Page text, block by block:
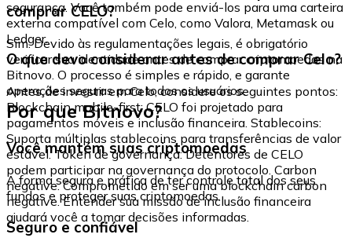
segurança. Você também pode enviá-los para uma carteira
externa compatível com Celo, como Valora, Metamask ou
Ledger.
comprar CELO?
Sim. Devido às regulamentações legais, é obrigatório
verificar sua identidade antes de comprar criptomoedas na
Bitnovo. O processo é simples e rápido, e garante
operações seguras para todos os usuários.
O que devo considerar antes de comprar Celo?
Antes de investir em Celo, considere os seguintes pontos:
Blockchain mobile-first: CELO foi projetado para
pagamentos móveis e inclusão financeira. Stablecoins:
Suporta múltiplas stablecoins para transferências de valor
estável. Token de governança: Detentores de CELO
podem participar na governança do protocolo. Carbon
negative: Comprometido em ser uma blockchain carbon
negative. Entender sua missão de inclusão financeira
ajudará você a tomar decisões informadas.
Por que Bitnovo?
Você mantém suas criptomoedas
A forma segura e prática de ter controle total dos seus
fundos e proteger suas criptomoedas.
Seguro e confiável